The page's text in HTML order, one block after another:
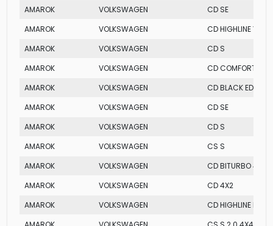
AMAROK
VOLKSWAGEN
CD SE
AMAROK
VOLKSWAGEN
CD HIGHLINE V6
AMAROK
VOLKSWAGEN
CD S
AMAROK
VOLKSWAGEN
CD COMFORTLINE
AMAROK
VOLKSWAGEN
CD BLACK EDITION
AMAROK
VOLKSWAGEN
CD SE
AMAROK
VOLKSWAGEN
CD S
AMAROK
VOLKSWAGEN
CS S
AMAROK
VOLKSWAGEN
CD BITURBO 4X4
AMAROK
VOLKSWAGEN
CD 4X2
AMAROK
VOLKSWAGEN
CD HIGHLINE